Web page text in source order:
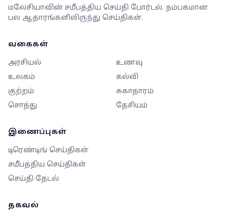
மலேசியாவின் சமீபத்திய செய்தி போர்டல். நம்பகமான
பல ஆதாரங்களிலிருந்து செய்திகள்.
வகைகள்
அரசியல்
உணவு
உலகம்
கல்வி
குற்றம்
சுகாதாரம்
சொத்து
தேசியம்
இணைப்புகள்
டிரெண்டிங் செய்திகள்
சமீபத்திய செய்திகள்
செய்தி தேடல்
தகவல்